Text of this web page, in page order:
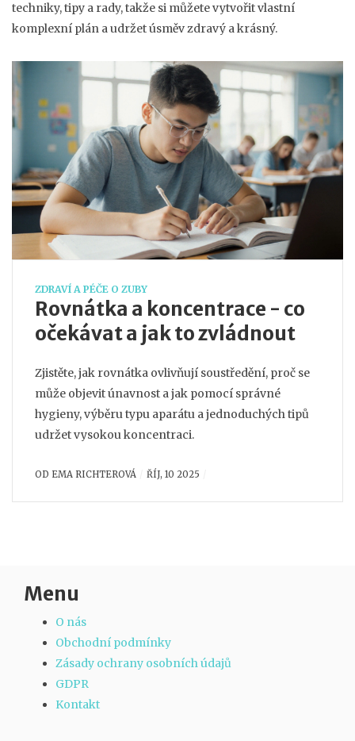
techniky, tipy a rady, takže si můžete vytvořit vlastní
komplexní plán a udržet úsměv zdravý a krásný.
ZDRAVÍ A PÉČE O ZUBY
Rovnátka a koncentrace - co
očekávat a jak to zvládnout
Zjistěte, jak rovnátka ovlivňují soustředění, proč se
může objevit únavnost a jak pomocí správné
hygieny, výběru typu aparátu a jednoduchých tipů
udržet vysokou koncentraci.
OD EMA RICHTEROVÁ ŘÍJ, 10 2025
Menu
O nás
Obchodní podmínky
Zásady ochrany osobních údajů
GDPR
Kontakt